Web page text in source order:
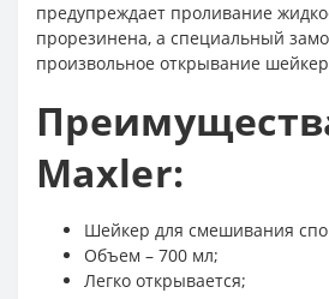
предупреждает проливание
прорезинена, а специальный
произвольное открывание
Maxler:
Шейкер для смешивания
Объем – 700 мл;
Легко открывается;